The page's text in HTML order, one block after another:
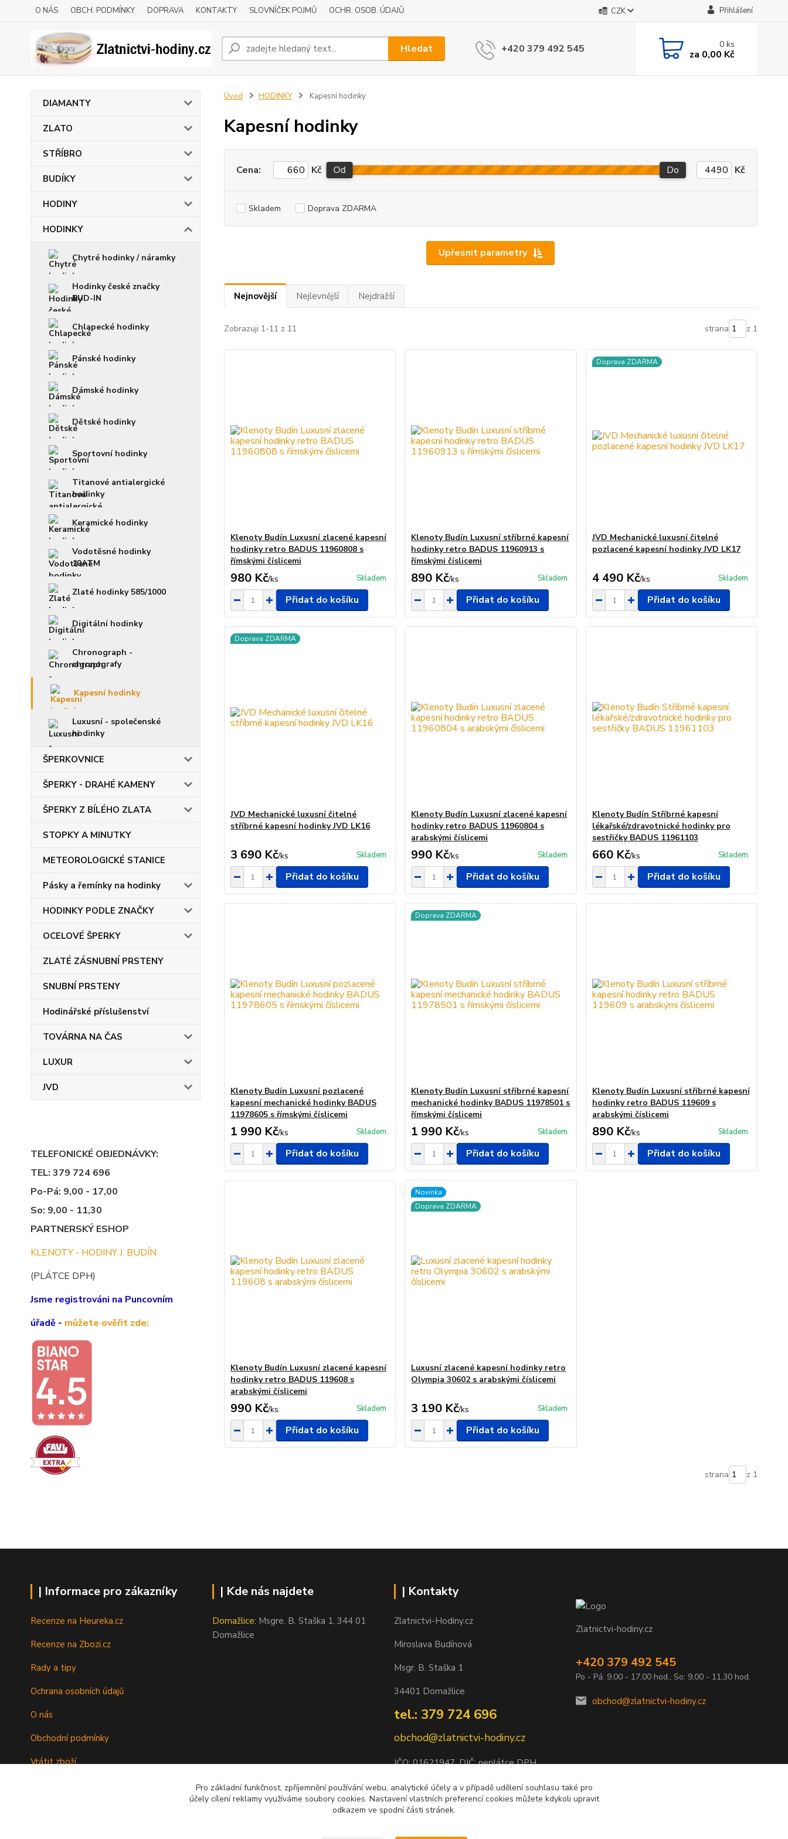
O NÁS OBCH. PODMÍNKY DOPRAVA KONTAKTY SLOVNÍČEK POJMŮ OCHR. OSOB. ÚDAJŮ CZK Přihlášení
Hledat +420 379 492 545 0ks
za 0,00 Kč
DIAMANTY
ZLATO
STŘÍBRO
BUDÍKY
HODINY
HODINKY
Chytré hodinky / náramky
Hodinky české značky
BUD-IN
Chlapecké hodinky
Pánské hodinky
Dámské hodinky
Dětské hodinky
Sportovní hodinky
Titanové antialergické
hodinky
Keramické hodinky
Vodotěsné hodinky
10ATM
Zlaté hodinky 585/1000
Digitální hodinky
Chronograph -
chronografy
Kapesní hodinky
Luxusní - společenské
hodinky
ŠPERKOVNICE
ŠPERKY - DRAHÉ KAMENY
ŠPERKY Z BÍLÉHO ZLATA
STOPKY A MINUTKY
METEOROLOGICKÉ STANICE
Pásky a řemínky na hodinky
HODINKY PODLE ZNAČKY
OCELOVÉ ŠPERKY
ZLATÉ ZÁSNUBNÍ PRSTENY
SNUBNÍ PRSTENY
Hodinářské příslušenství
TOVÁRNA NA ČAS
LUXUR
JVD
TELEFONICKÉ OBJEDNÁVKY:
TEL: 379 724 696
Po-Pá: 9,00 - 17,00
So: 9,00 - 11,30
PARTNERSKÝ ESHOP
KLENOTY - HODINY J. BUDÍN
(PLÁTCE DPH)
Jsme registrováni na Puncovním
úřadě - můžete ověřit zde:
Úvod HODINKY Kapesní hodinky
Kapesní hodinky
Upřesnit parametry
Cena: Kč Od Do Kč
Skladem Doprava ZDARMA
Nejnovější Nejlevnější Nejdražší
Zobrazuji 1-11 z 11 strana z 1
Klenoty Budín Luxusní zlacené kapesní
hodinky retro BADUS 11960808 s
římskými číslicemi
980 Kč/ks Skladem
Přidat do košíku
Klenoty Budín Luxusní stříbrné kapesní
hodinky retro BADUS 11960913 s
římskými číslicemi
890 Kč/ks Skladem
Přidat do košíku
Doprava ZDARMA
JVD Mechanické luxusní čitelné
pozlacené kapesní hodinky JVD LK17
4 490 Kč/ks Skladem
Přidat do košíku
Doprava ZDARMA
JVD Mechanické luxusní čitelné
stříbrné kapesní hodinky JVD LK16
3 690 Kč/ks Skladem
Přidat do košíku
Klenoty Budín Luxusní zlacené kapesní
hodinky retro BADUS 11960804 s
arabskými číslicemi
990 Kč/ks Skladem
Přidat do košíku
Klenoty Budín Stříbrné kapesní
lékařské/zdravotnické hodinky pro
sestřičky BADUS 11961103
660 Kč/ks Skladem
Přidat do košíku
Klenoty Budín Luxusní pozlacené
kapesní mechanické hodinky BADUS
11978605 s římskými číslicemi
1 990 Kč/ks Skladem
Přidat do košíku
Doprava ZDARMA
Klenoty Budín Luxusní stříbrné kapesní
mechanické hodinky BADUS 11978501 s
římskými číslicemi
1 990 Kč/ks Skladem
Přidat do košíku
Klenoty Budín Luxusní stříbrné kapesní
hodinky retro BADUS 119609 s
arabskými číslicemi
890 Kč/ks Skladem
Přidat do košíku
Klenoty Budín Luxusní zlacené kapesní
hodinky retro BADUS 119608 s
arabskými číslicemi
990 Kč/ks Skladem
Přidat do košíku
Novinka
Doprava ZDARMA
Luxusní zlacené kapesní hodinky retro
Olympia 30602 s arabskými číslicemi
3 190 Kč/ks Skladem
Přidat do košíku
strana z 1
| Informace pro zákazníky
Recenze na Heureka.cz
Recenze na Zbozi.cz
Rady a tipy
Ochrana osobních údajů
O nás
Obchodní podmínky
Vrátit zboží
| Kde nás najdete
Domažlice: Msgre. B. Staška 1, 344 01
Domažlice
| Kontakty
Zlatnictvi-Hodiny.cz
Miroslava Budínová
Msgr. B. Staška 1
34401 Domažlice
tel.: 379 724 696
obchod@zlatnictvi-hodiny.cz
IČO: 01621947, DIČ: neplátce DPH
Bankovní spojení: 2500452838/2010
Zlatnictvi-hodiny.cz
+420 379 492 545
Po - Pá: 9,00 - 17,00 hod., So: 9,00 - 11,30 hod.
obchod@zlatnictvi-hodiny.cz
Pro základní funkčnost, zpříjemnění používání webu, analytické účely a v případě udělení souhlasu také pro
účely cílení reklamy využíváme soubory cookies. Nastavení vlastních preferencí cookies můžete kdykoli upravit
odkazem ve spodní části stránek.